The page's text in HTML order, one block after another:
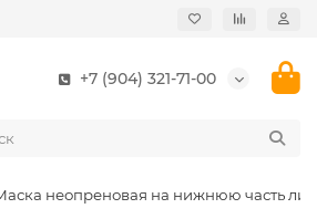
+7 (904) 321-71-00
неопреновая на нижнюю часть